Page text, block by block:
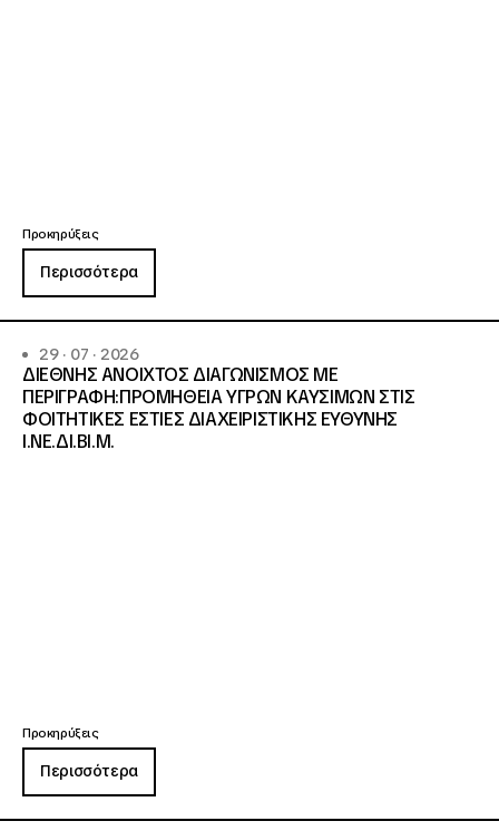
Προκηρύξεις
Περισσότερα
29 · 07 · 2026
ΔΙΕΘΝΗΣ ΑΝΟΙΧΤΟΣ ΔΙΑΓΩΝΙΣΜΟΣ ΜΕ
ΠΕΡΙΓΡΑΦΗ:ΠΡΟΜΗΘΕΙΑ ΥΓΡΩΝ ΚΑΥΣΙΜΩΝ ΣΤΙΣ
ΦΟΙΤΗΤΙΚΕΣ ΕΣΤΙΕΣ ΔΙΑΧΕΙΡΙΣΤΙΚΗΣ ΕΥΘΥΝΗΣ
Ι.ΝΕ.ΔΙ.ΒΙ.Μ.
Προκηρύξεις
Περισσότερα